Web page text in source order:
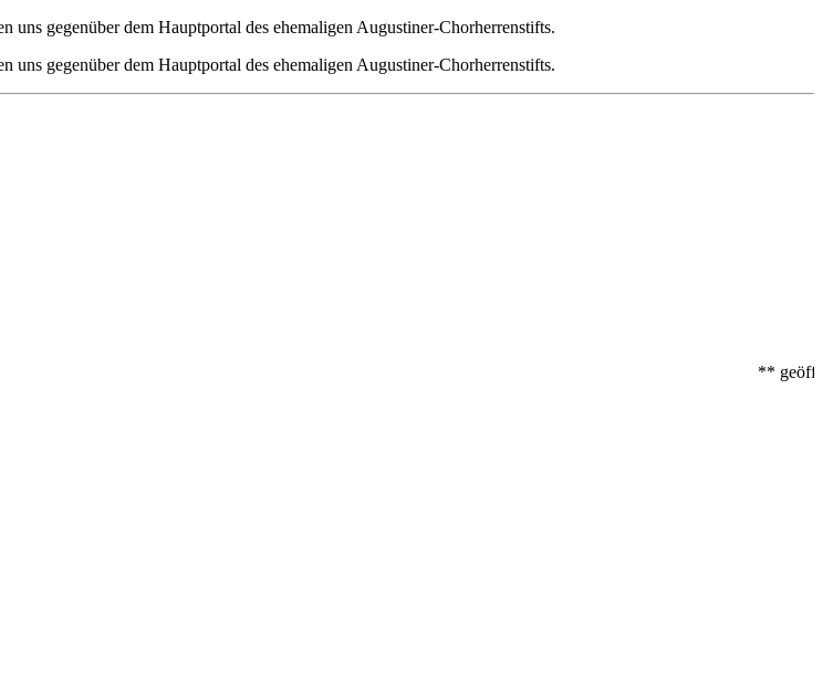
gegenüber dem Hauptportal des ehemaligen Augustiner-Chorherrenstifts.
gegenüber dem Hauptportal des ehemaligen Augustiner-Chorherrenstifts.
**